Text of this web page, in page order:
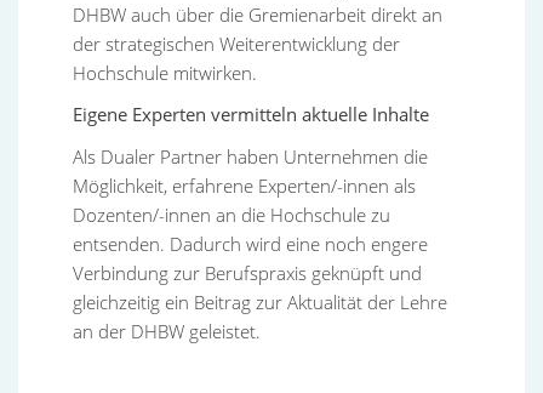
DHBW auch über die Gremienarbeit direkt an
der strategischen Weiterentwicklung der
Hochschule mitwirken.
Eigene Experten vermitteln aktuelle Inhalte
Als Dualer Partner haben Unternehmen die
Möglichkeit, erfahrene Experten/-innen als
Dozenten/-innen an die Hochschule zu
entsenden. Dadurch wird eine noch engere
Verbindung zur Berufspraxis geknüpft und
gleichzeitig ein Beitrag zur Aktualität der Lehre
an der DHBW geleistet.